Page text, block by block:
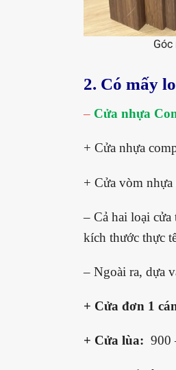
2. Có mấy
– Cửa nhựa
+ Cửa nhựa
+ Cửa vòm
– Cả hai loại cửa
kích thước thực
– Ngoài ra, dựa
+ Cửa đơn 1
+ Cửa lùa: 900